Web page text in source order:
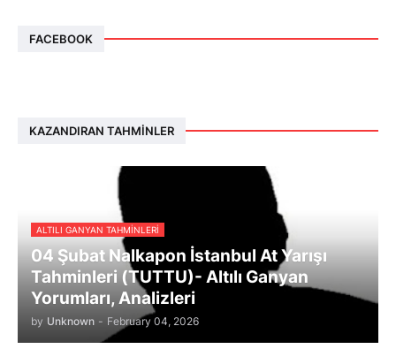
FACEBOOK
KAZANDIRAN TAHMINLER
ALTILI GANYAN TAHMINLERI
04 Şubat Nalkapon İstanbul At Yarışı
Tahminleri (TUTTU)- Altılı Ganyan
Yorumları, Analizleri
by Unknown - February 04, 2026